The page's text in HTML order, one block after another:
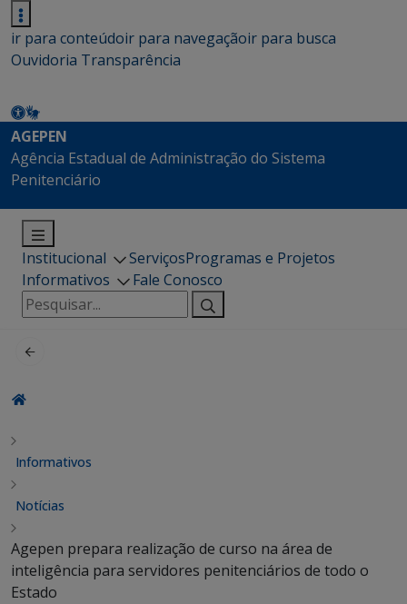
ir para conteúdoir para navegaçãoir para busca
Ouvidoria Transparência
AGEPEN
Agência Estadual de Administração do Sistema
Penitenciário
Institucional ServiçosProgramas e Projetos
Informativos
Fale Conosco
Pesquisar
por:
Informativos
Notícias
Agepen prepara realização de curso na área de
inteligência para servidores penitenciários de todo o
Estado